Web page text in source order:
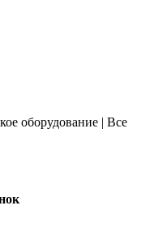
оборудование | Все